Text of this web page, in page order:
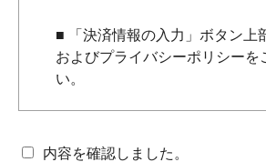
■ 「決済情報の入力」ボタン上
およびプライバシーポリシーを
い。
内容を確認しました。